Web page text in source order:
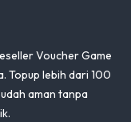
Voucher Game
Topup lebih dari 100
aman tanpa